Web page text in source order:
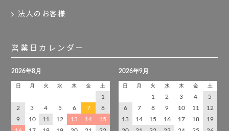
法人のお客様
営業日カレンダー